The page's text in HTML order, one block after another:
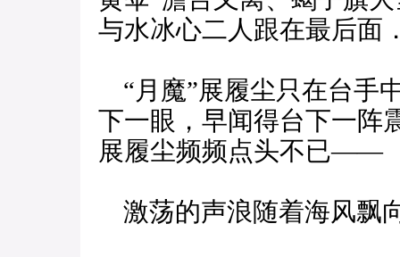
与水冰心二人跟在最后面
“月魔”展履尘只在台手
下一眼，早闻得台下一阵
展履尘频频点头不已——
激荡的声浪随着海风飘